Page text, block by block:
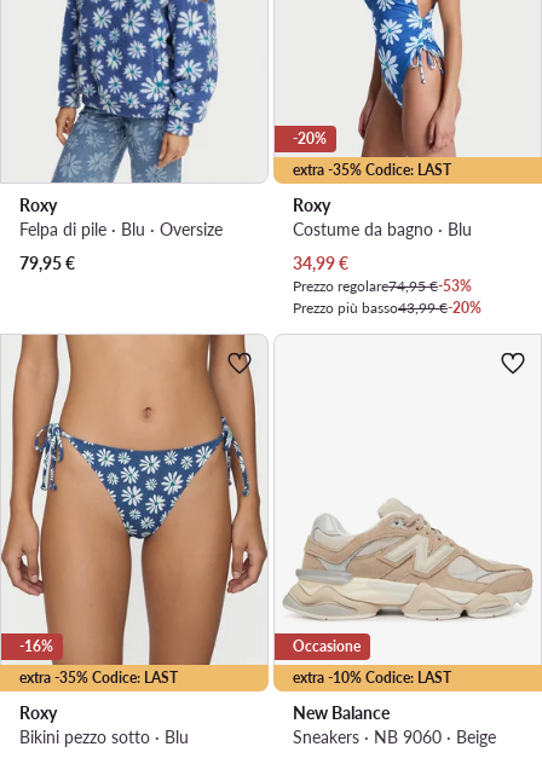
Roxy
Felpa di pile · Blu · Oversize
79,95€
extra -35% Codice: LAST
-20%
Roxy
Costume da bagno · Blu
Prezzo attuale
34,99€
Prezzo regolare74,95 €-53%
Prezzo più basso43,99 €-20%
extra -35% Codice: LAST
-16%
Roxy
Bikini pezzo sotto · Blu
extra -10% Codice: LAST
Occasione
New Balance
Sneakers · NB 9060 · Beige